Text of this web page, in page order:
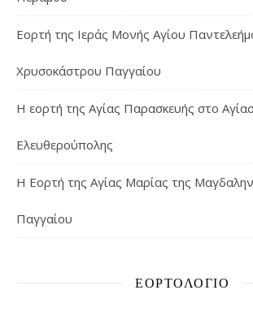
Εορτή της Ιεράς Μονής Αγίου
Χρυσοκάστρου Παγγαίου
Η εορτή της Αγίας Παρασκευής στο
Ελευθερούπολης
H Εορτή της Αγίας Μαρίας της
Παγγαίου
ΕΟΡΤΟΛΌΓΙΟ